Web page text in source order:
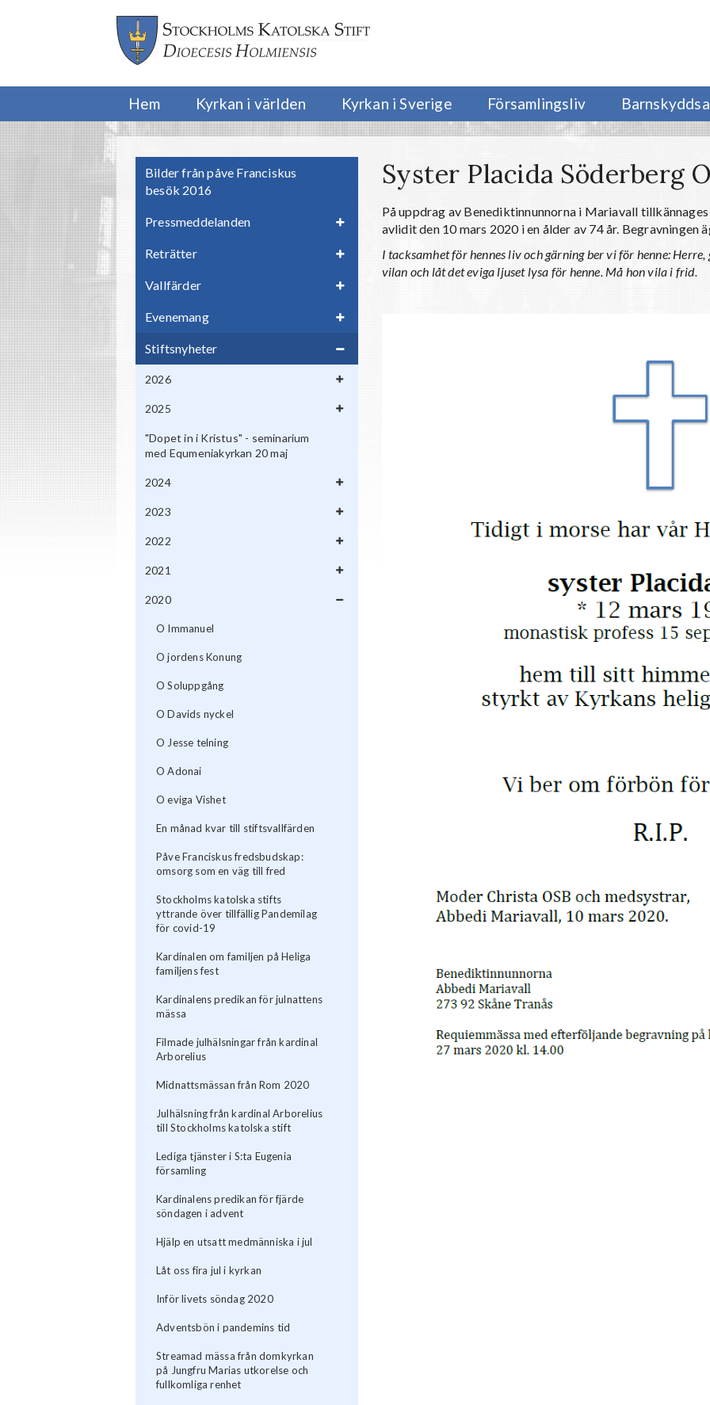
Hem Kyrkan i världen Kyrkan i Sverige Församlingsliv
Bilder från påve Franciskus
besök 2016
Pressmeddelanden
Reträtter
Vallfärder
Evenemang
Stiftsnyheter
2026
2025
"Dopet in i Kristus" - seminarium
med Equmeniakyrkan 20 maj
2024
2023
2022
2021
2020
O Immanuel
O jordens Konung
O Soluppgång
O Davids nyckel
O Jesse telning
O Adonai
O eviga Vishet
En månad kvar till stiftsvallfärden
Påve Franciskus fredsbudskap:
omsorg som en väg till fred
Stockholms katolska stifts
yttrande över tillfällig Pandemilag
för covid-19
Kardinalen om familjen på Heliga
familjens fest
Kardinalens predikan för julnattens
mässa
Filmade julhälsningar från kardinal
Arborelius
Midnattsmässan från Rom 2020
Julhälsning från kardinal Arborelius
till Stockholms katolska stift
Lediga tjänster i S:ta Eugenia
församling
Kardinalens predikan för fjärde
söndagen i advent
Hjälp en utsatt medmänniska i jul
Låt oss fira jul i kyrkan
Inför livets söndag 2020
Adventsbön i pandemins tid
Streamad mässa från domkyrkan
på Jungfru Marias utkorelse och
fullkomliga renhet
Syster Placida Söderberg
På uppdrag av Benediktinnunnorna i Mariavall
avlidit den 10 mars 2020 i en ålder av 74 år. Begravningen
I tacksamhet för hennes liv och gärning ber vi för henne: Herre,
vilan och låt det eviga ljuset lysa för henne. Må hon vila i frid.